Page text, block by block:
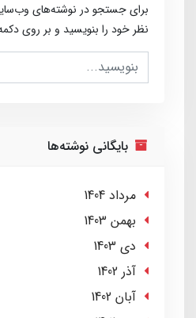
برای جستجو در نوشته‌های
نظر خود را بنویسید و بر روی
بایگانی نوشته‌ها
مرداد 1404
بهمن 1403
دی 1403
آذر 1402
آبان 1402